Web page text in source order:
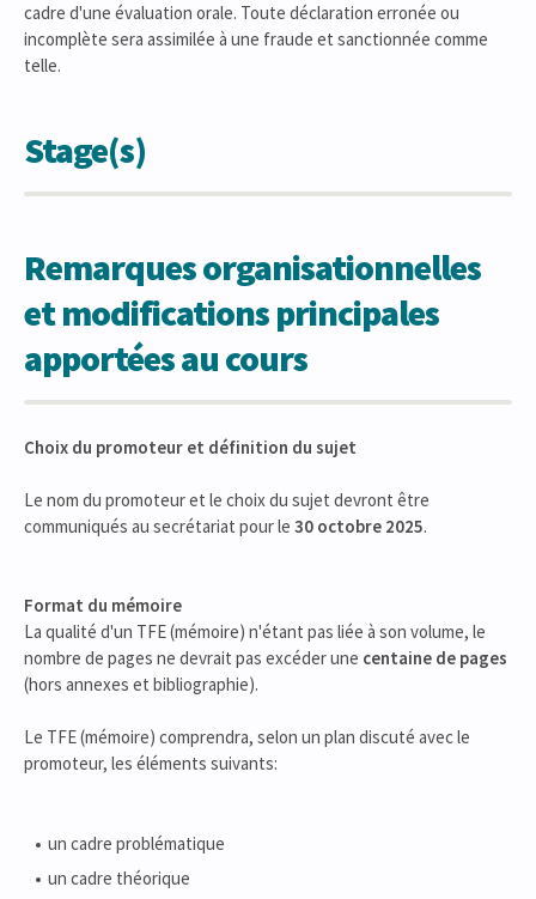
cadre d'une évaluation orale. Toute déclaration erronée ou
incomplète sera assimilée à une fraude et sanctionnée comme
telle.
Stage(s)
Remarques organisationnelles
et modifications principales
apportées au cours
Choix du promoteur et définition du sujet
Le nom du promoteur et le choix du sujet devront être
communiqués au secrétariat pour le 30 octobre 2025.
Format du mémoire
La qualité d'un TFE (mémoire) n'étant pas liée à son volume, le
nombre de pages ne devrait pas excéder une centaine de pages
(hors annexes et bibliographie).
Le TFE (mémoire) comprendra, selon un plan discuté avec le
promoteur, les éléments suivants:
un cadre problématique
un cadre théorique